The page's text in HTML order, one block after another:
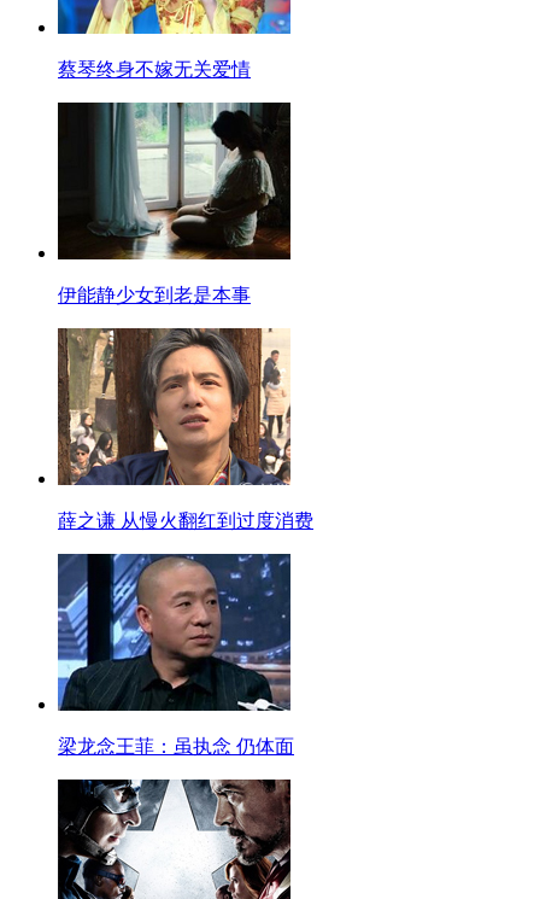
蔡琴终身不嫁无关爱情
伊能静少女到老是本事
薛之谦 从慢火翻红到过度消费
梁龙念王菲：虽执念 仍体面